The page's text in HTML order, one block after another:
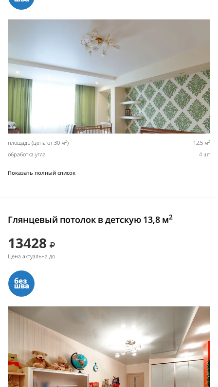
площадь (цена от 30 м2) 12,5 м2
обработка угла 4 шт
Показать полный список
Глянцевый потолок в детскую 13,8 м2
13428
Цена актуальна до